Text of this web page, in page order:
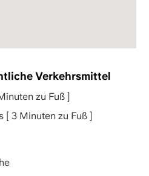
Verkehrsmittel
zu Fuß ]
3 Minuten zu Fuß ]